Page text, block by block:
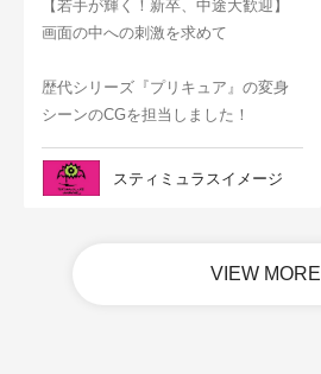
【若手が輝く！新卒、中途大歓迎】
画面の中への刺激を求めて
歴代シリーズ『プリキュア』の変身
シーンのCGを担当しました！
スティミュラスイメージ
VIEW MORE